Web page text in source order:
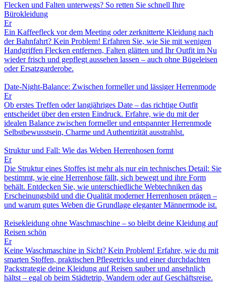
Flecken und Falten unterwegs? So retten Sie schnell Ihre
Bürokleidung
Er
Ein Kaffeefleck vor dem Meeting oder zerknitterte Kleidung nach
der Bahnfahrt? Kein Problem! Erfahren Sie, wie Sie mit wenigen
Handgriffen Flecken entfernen, Falten glätten und Ihr Outfit im Nu
wieder frisch und gepflegt aussehen lassen – auch ohne Bügeleisen
oder Ersatzgarderobe.
Date-Night-Balance: Zwischen formeller und lässiger Herrenmode
Er
Ob erstes Treffen oder langjähriges Date – das richtige Outfit
entscheidet über den ersten Eindruck. Erfahre, wie du mit der
idealen Balance zwischen formeller und entspannter Herrenmode
Selbstbewusstsein, Charme und Authentizität ausstrahlst.
Struktur und Fall: Wie das Weben Herrenhosen formt
Er
Die Struktur eines Stoffes ist mehr als nur ein technisches Detail: Sie
bestimmt, wie eine Herrenhose fällt, sich bewegt und ihre Form
behält. Entdecken Sie, wie unterschiedliche Webtechniken das
Erscheinungsbild und die Qualität moderner Herrenhosen prägen –
und warum gutes Weben die Grundlage eleganter Männermode ist.
Reisekleidung ohne Waschmaschine – so bleibt deine Kleidung auf
Reisen schön
Er
Keine Waschmaschine in Sicht? Kein Problem! Erfahre, wie du mit
smarten Stoffen, praktischen Pflegetricks und einer durchdachten
Packstrategie deine Kleidung auf Reisen sauber und ansehnlich
hältst – egal ob beim Städtetrip, Wandern oder auf Geschäftsreise.